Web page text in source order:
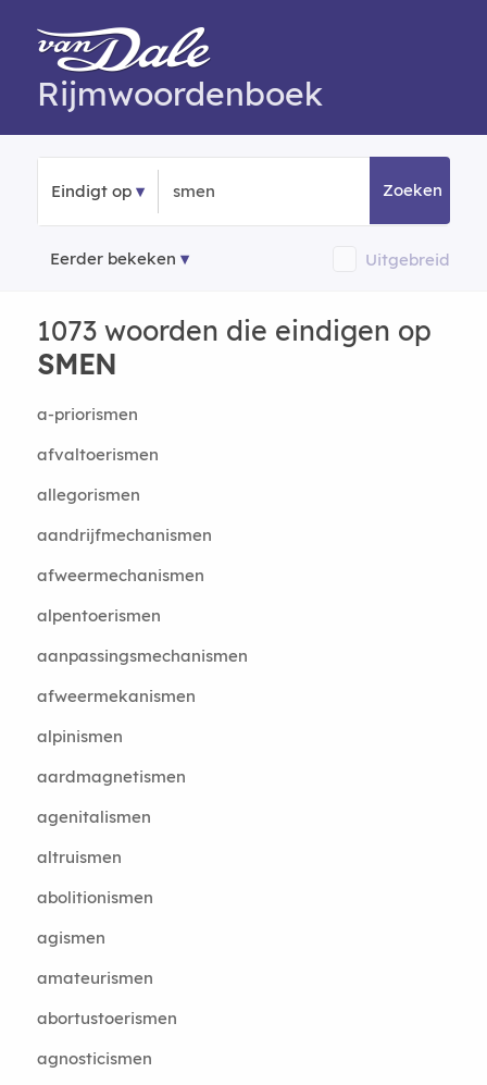
Rijmwoordenboek
Eindigt op Zoeken
Eerder bekeken Uitgebreid
1073 woorden die eindigen op
SMEN
a-priorismen
afvaltoerismen
allegorismen
aandrijfmechanismen
afweermechanismen
alpentoerismen
aanpassingsmechanismen
afweermekanismen
alpinismen
aardmagnetismen
agenitalismen
altruismen
abolitionismen
agismen
amateurismen
abortustoerismen
agnosticismen